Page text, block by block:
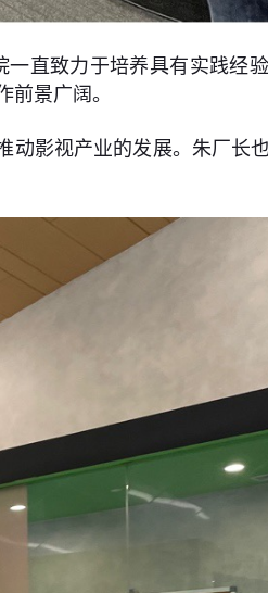
直致力于培养具有实践经
景广阔。
动影视产业的发展。朱厂长